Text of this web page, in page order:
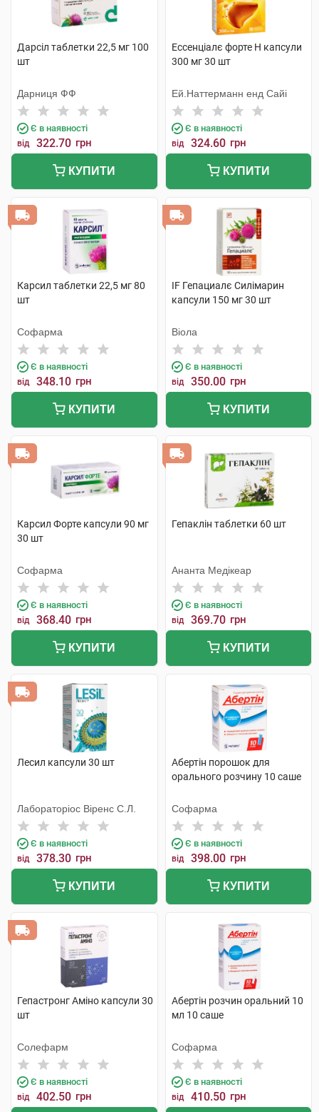
Дарсіл таблетки 22,5 мг 100
шт
Дарниця ФФ
Є в наявності
від 322.70 грн
КУПИТИ
Ессенціалє форте Н капсули
300 мг 30 шт
Ей.Наттерманн енд Сайі
Є в наявності
від 324.60 грн
КУПИТИ
Карсил таблетки 22,5 мг 80
шт
Софарма
Є в наявності
від 348.10 грн
КУПИТИ
IF Гепациалє Силімарин
капсули 150 мг 30 шт
Віола
Є в наявності
від 350.00 грн
КУПИТИ
Карсил Форте капсули 90 мг
30 шт
Софарма
Є в наявності
від 368.40 грн
КУПИТИ
Гепаклін таблетки 60 шт
Ананта Медікеар
Є в наявності
від 369.70 грн
КУПИТИ
Лесил капсули 30 шт
Лабораторіос Віренс С.Л.
Є в наявності
від 378.30 грн
КУПИТИ
Абертін порошок для
орального розчину 10 саше
Софарма
Є в наявності
від 398.00 грн
КУПИТИ
Гепастронг Аміно капсули 30
шт
Солефарм
Є в наявності
від 402.50 грн
Абертін розчин оральний 10
мл 10 саше
Софарма
Є в наявності
від 410.50 грн